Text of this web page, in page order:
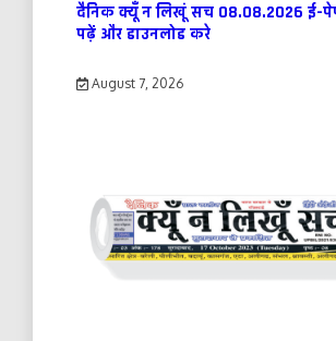
दैनिक क्यूँ न लिखूं सच 08.08.2026 ई-
पढ़ें और डाउनलोड करे
August 7, 2026